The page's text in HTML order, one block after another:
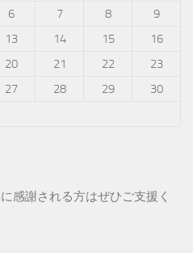
6 7 8
9
13 14 15
16
20 21 22
23
27 28 29
30
感謝される方はぜひご支援く